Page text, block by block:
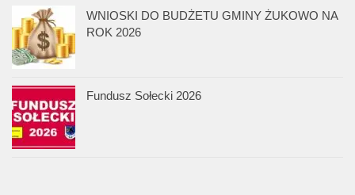
WNIOSKI DO BUDŻETU GMINY ŻUKOWO NA
ROK 2026
Fundusz Sołecki 2026